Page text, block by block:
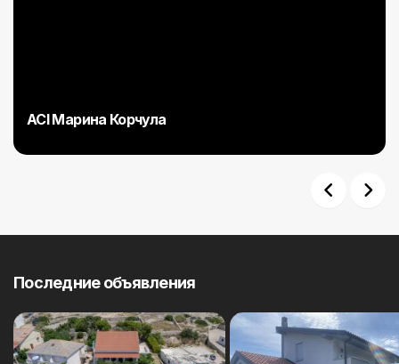
ACI Марина Корчула
Последние объявления